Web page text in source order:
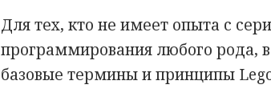
Для тех, кто не имеет опыта с
программирования любого рода,
базовые термины и принципы